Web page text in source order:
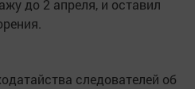
до 2 апреля, и оставил
следователей об